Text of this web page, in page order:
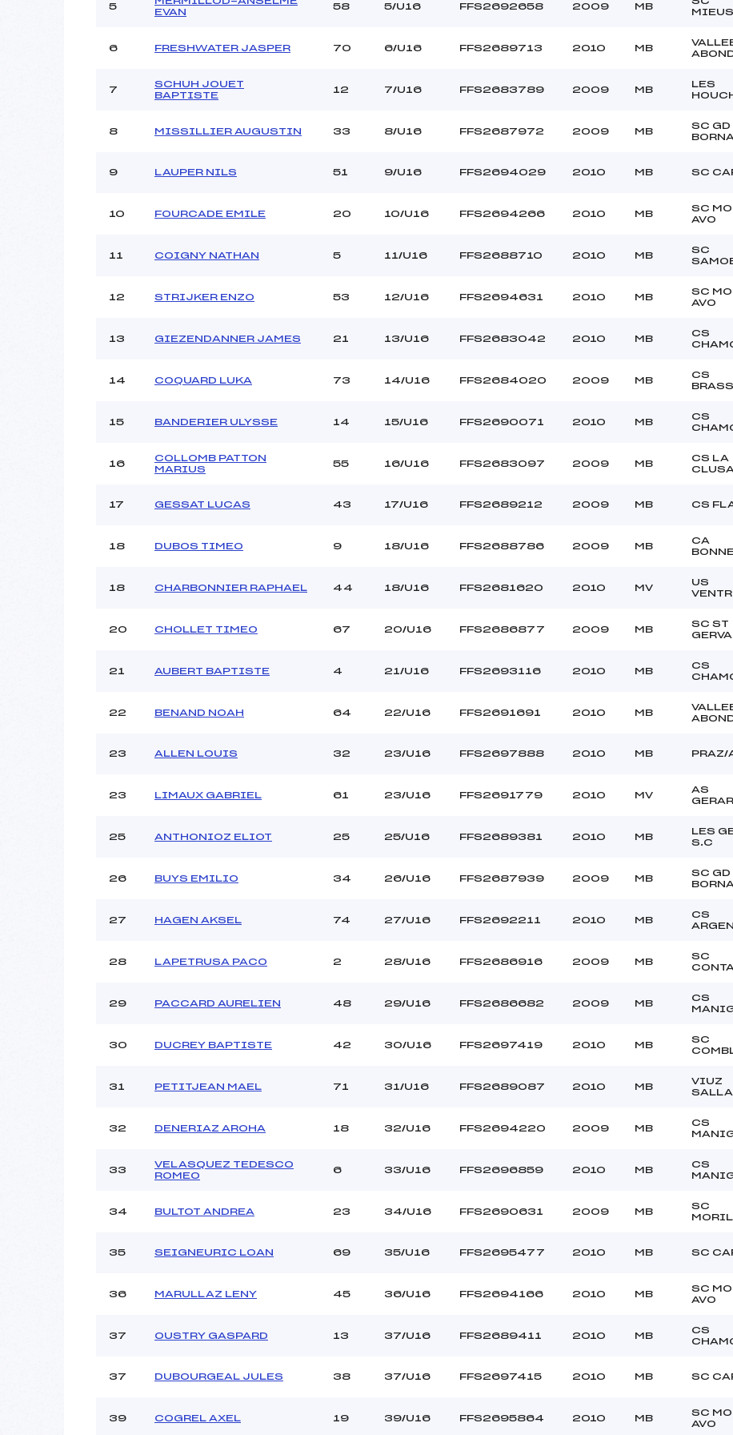
Ouvreurs D :
Météo :
–
Température départ :
Pénalité appliquée :
72.6600
5
EVAN
58 5/U16 FFS2692658 2009 MB
6 FRESHWATER JASPER 70 6/U16 FFS2689713 2010 MB
7
SCHUH JOUET
BAPTISTE
12 7/U16 FFS2683789 2009 MB
LES
8 MISSILLIER AUGUSTIN 33 8/U16 FFS2687972 2009 MB
SC GD
9 LAUPER NILS 51 9/U16 FFS2694029 2010 MB SC
10 FOURCADE EMILE 20 10/U16 FFS2694266 2010 MB
SC
AVO
11 COIGNY NATHAN 5 11/U16 FFS2688710 2010 MB
SC
12 STRIJKER ENZO 53 12/U16 FFS2694631 2010 MB
SC
AVO
13 GIEZENDANNER JAMES 21 13/U16 FFS2683042 2010 MB
CS
14 COQUARD LUKA 73 14/U16 FFS2684020 2009 MB
CS
15 BANDERIER ULYSSE 14 15/U16 FFS2690071 2010 MB
CS
16
COLLOMB PATTON
MARIUS
55 16/U16 FFS2683097 2009 MB
CS LA
17 GESSAT LUCAS 43 17/U16 FFS2689212 2009 MB CS
18 DUBOS TIMEO 9 18/U16 FFS2688786 2009 MB
CA
18 CHARBONNIER RAPHAEL 44 18/U16 FFS2681620 2010 MV
US
20 CHOLLET TIMEO 67 20/U16 FFS2686877 2009 MB
SC ST
21 AUBERT BAPTISTE 4 21/U16 FFS2693116 2010 MB
CS
22 BENAND NOAH 64 22/U16 FFS2691691 2010 MB
23 ALLEN LOUIS 32 23/U16 FFS2697888 2010 MB PRAZ/
23 LIMAUX GABRIEL 61 23/U16 FFS2691779 2010 MV
AS
25 ANTHONIOZ ELIOT 25 25/U16 FFS2689381 2010 MB
LES
S.C
26 BUYS EMILIO 34 26/U16 FFS2687939 2009 MB
SC GD
27 HAGEN AKSEL 74 27/U16 FFS2692211 2010 MB
CS
28 LAPETRUSA PACO 2 28/U16 FFS2686916 2009 MB
SC
29 PACCARD AURELIEN 48 29/U16 FFS2686682 2009 MB
CS
30 DUCREY BAPTISTE 42 30/U16 FFS2697419 2010 MB
SC
31 PETITJEAN MAEL 71 31/U16 FFS2689087 2010 MB
VIUZ
32 DENERIAZ AROHA 18 32/U16 FFS2694220 2009 MB
CS
33
VELASQUEZ TEDESCO
ROMEO
6 33/U16 FFS2696859 2010 MB
CS
34 BULTOT ANDREA 23 34/U16 FFS2690631 2009 MB
SC
35 SEIGNEURIC LOAN 69 35/U16 FFS2695477 2010 MB SC
36 MARULLAZ LENY 45 36/U16 FFS2694166 2010 MB
SC
AVO
37 OUSTRY GASPARD 13 37/U16 FFS2689411 2010 MB
CS
37 DUBOURGEAL JULES 38 37/U16 FFS2697415 2010 MB SC
39 COGREL AXEL 19 39/U16 FFS2695864 2010 MB
SC
AVO